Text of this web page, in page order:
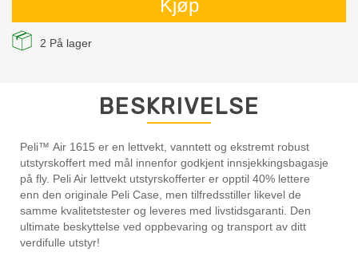
Kjøp
2 På lager
BESKRIVELSE
Peli™ Air 1615 er en lettvekt, vanntett og ekstremt robust
utstyrskoffert med mål innenfor godkjent innsjekkingsbagasje
på fly. Peli Air lettvekt utstyrskofferter er opptil 40% lettere
enn den originale Peli Case, men tilfredsstiller likevel de
samme kvalitetstester og leveres med livstidsgaranti. Den
ultimate beskyttelse ved oppbevaring og transport av ditt
verdifulle utstyr!